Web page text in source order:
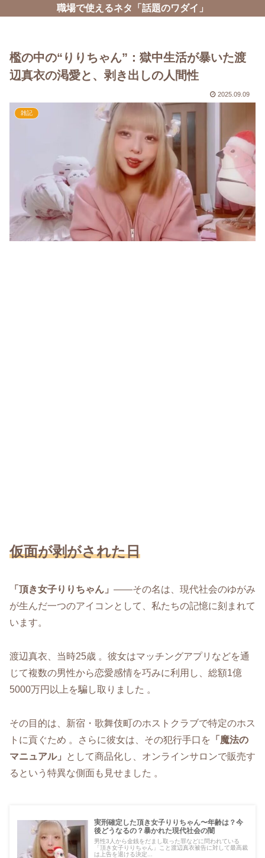
職場で使えるネタ「話題のワダイ」
檻の中の“りりちゃん”：獄中生活が暴いた渡
辺真衣の渇愛と、剥き出しの人間性
2025.09.09
雑記
仮面が剥がされた日
「頂き女子りりちゃん」 ――その名は、現代社会のゆがみ
が生んだ一つのアイコンとして、私たちの記憶に刻まれて
います。
渡辺真衣、当時25歳 。彼女はマッチングアプリなどを通
じて複数の男性から恋愛感情を巧みに利用し、総額1億
5000万円以上を騙し取りました 。
その目的は、新宿・歌舞伎町のホストクラブで特定のホス
トに貢ぐため 。さらに彼女は、その犯行手口を
「魔法の
マニュアル」
として商品化し、オンラインサロンで販売す
るという特異な側面も見せました 。
実刑確定した頂き女子りりちゃん〜年齢は？今
後どうなるの？暴かれた現代社会の闇
男性3人から金銭をだまし取った罪などに問われている
「頂き女子りりちゃん」こと渡辺真衣被告に対して最高裁
は上告を退ける決定...